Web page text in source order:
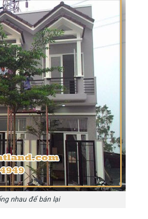
nhau để bán lại